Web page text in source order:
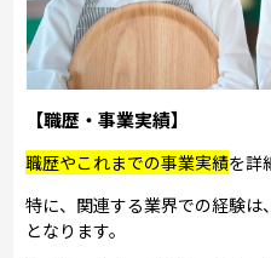
【職歴・事業実績】
職歴やこれまでの事業実績を詳
特に、関連する業界での経験
となります。